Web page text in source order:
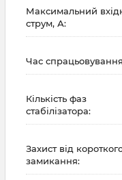
Максимальний
струм, А:
Час
Кількість фаз
стабілізатора:
Захист від
замикання: